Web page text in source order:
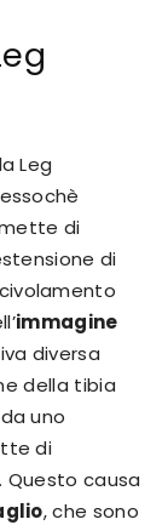
Leg
di
di
immagine
diversa
della tibia
uno
di
causa
, che sono